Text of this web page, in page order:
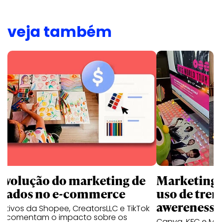
veja também
do marketing de
no e-commerce
da Shopee, CreatorsLLC e TikTok
comentam o impacto sobre os
Marketing
uso de
awereness